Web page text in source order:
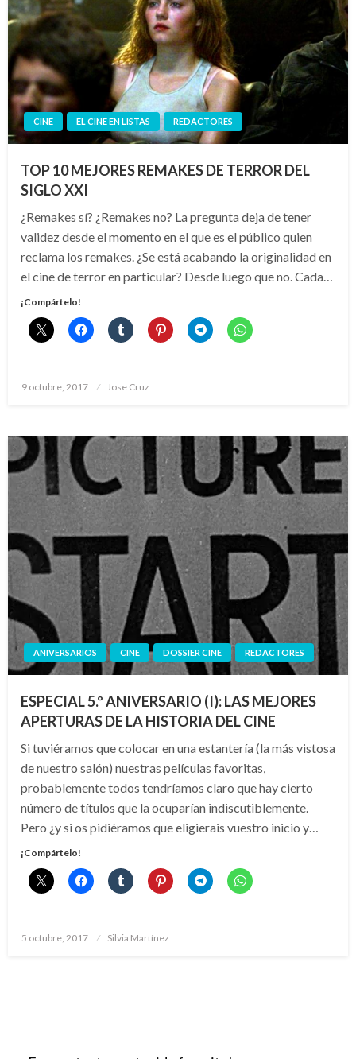
CINE EL CINE EN LISTAS REDACTORES
TOP 10 MEJORES REMAKES DE TERROR DEL
SIGLO XXI
¿Remakes sí? ¿Remakes no? La pregunta deja de tener
validez desde el momento en el que es el público quien
reclama los remakes. ¿Se está acabando la originalidad en
el cine de terror en particular? Desde luego que no. Cada…
¡Compártelo!
Publicado
9 octubre, 2017 Jose Cruz
ANIVERSARIOS CINE DOSSIER CINE REDACTORES
ESPECIAL 5.º ANIVERSARIO (I): LAS MEJORES
APERTURAS DE LA HISTORIA DEL CINE
Si tuviéramos que colocar en una estantería (la más vistosa
de nuestro salón) nuestras películas favoritas,
probablemente todos tendríamos claro que hay cierto
número de títulos que la ocuparían indiscutiblemente.
Pero ¿y si os pidiéramos que eligierais vuestro inicio y…
¡Compártelo!
Publicado
5 octubre, 2017 Silvia Martínez